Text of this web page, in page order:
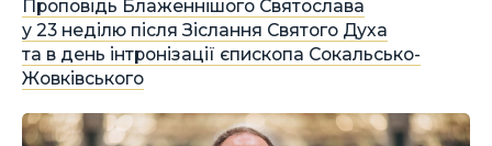
Проповідь Блаженнішого Святослава
у 23 неділю після Зіслання Святого Духа
та в день інтронізації єпископа Сокальсько-
Жовківського